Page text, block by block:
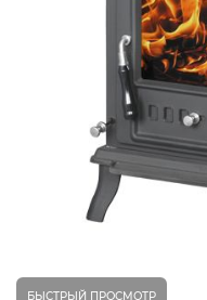
БЫСТРЫЙ ПРОСМОТР